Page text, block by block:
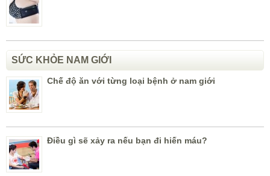
SỨC KHỎE NAM GIỚI
Chế độ ăn với từng loại bệnh ở nam giới
Điều gì sẽ xảy ra nếu bạn đi hiến máu?